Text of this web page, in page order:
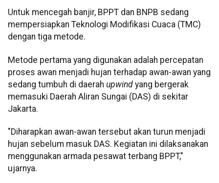
Untuk mencegah banjir, BPPT dan BNPB sedang
mempersiapkan Teknologi Modifikasi Cuaca (TMC)
dengan tiga metode.
Metode pertama yang digunakan adalah percepatan
proses awan menjadi hujan terhadap awan-awan yang
sedang tumbuh di daerah upwind yang bergerak
memasuki Daerah Aliran Sungai (DAS) di sekitar
Jakarta.
"Diharapkan awan-awan tersebut akan turun menjadi
hujan sebelum masuk DAS. Kegiatan ini dilaksanakan
menggunakan armada pesawat terbang BPPT,"
ujarnya.